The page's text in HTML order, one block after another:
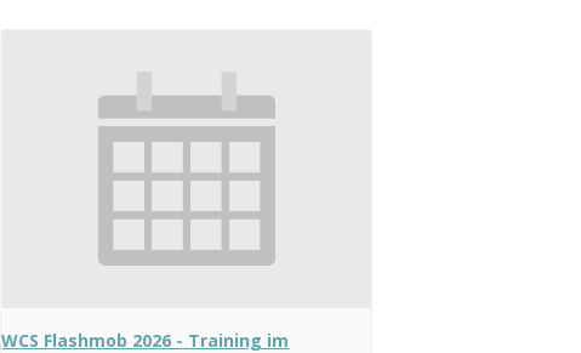
WCS Flashmob 2026 - Training im